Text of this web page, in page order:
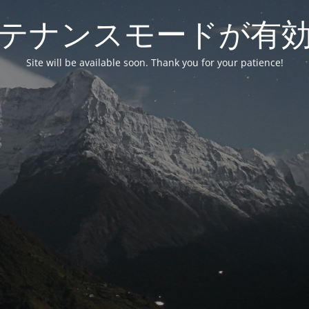
ナンスモードが有
Site will be available soon. Thank you for your patience!